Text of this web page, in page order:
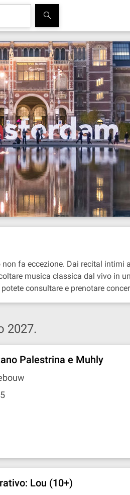
fa eccezione. Dai recital intimi
musica classica dal vivo in
consultare e prenotare
2027.
Palestrina e Muhly
Lou (10+)